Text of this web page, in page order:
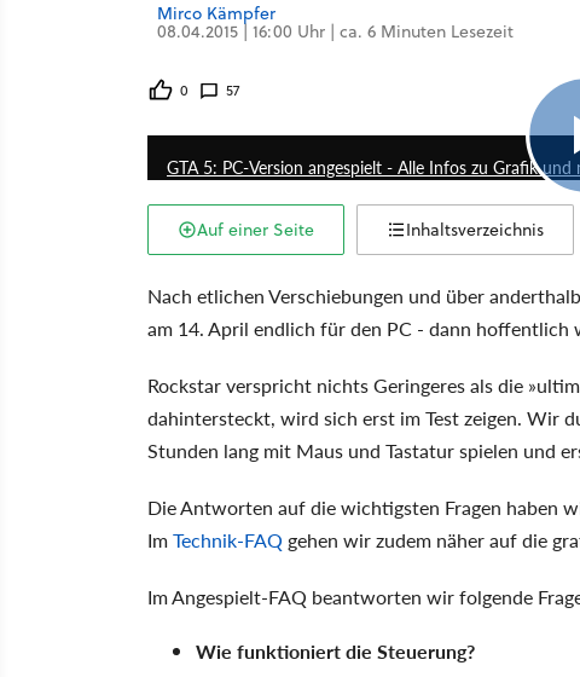
Mirco Kämpfer
08.04.2015 | 16:00 Uhr | ca. 6 Minuten Lesezeit
0 57
GTA 5: PC-Version angespielt - Alle Infos zu Grafik
Auf einer Seite Inhaltsverzeichnis
Nach etlichen Verschiebungen und über
am 14. April endlich für den PC - dann hoffentlich
Rockstar verspricht nichts Geringeres als die
dahintersteckt, wird sich erst im Test zeigen. Wir
Stunden lang mit Maus und Tastatur spielen und
Die Antworten auf die wichtigsten Fragen haben
ImTechnik-FAQ gehen wir zudem näher auf die
Im Angespielt-FAQ beantworten wir folgende
Wie funktioniert die Steuerung?